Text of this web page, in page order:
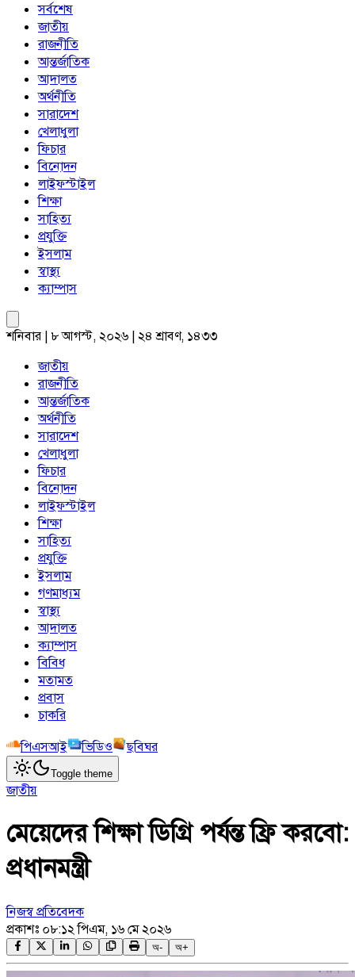
সর্বশেষ
জাতীয়
রাজনীতি
আন্তর্জাতিক
আদালত
অর্থনীতি
সারাদেশ
খেলাধুলা
ফিচার
বিনোদন
লাইফস্টাইল
শিক্ষা
সাহিত্য
প্রযুক্তি
ইসলাম
স্বাস্থ্য
ক্যাম্পাস
শনিবার | ৮ আগস্ট, ২০২৬ | ২৪ শ্রাবণ, ১৪৩৩
জাতীয়
রাজনীতি
আন্তর্জাতিক
অর্থনীতি
সারাদেশ
খেলাধুলা
ফিচার
বিনোদন
লাইফস্টাইল
শিক্ষা
সাহিত্য
প্রযুক্তি
ইসলাম
গণমাধ্যম
স্বাস্থ্য
আদালত
ক্যাম্পাস
বিবিধ
মতামত
প্রবাস
চাকরি
পিএসআই
ভিডিও ছবিঘর
Toggle theme
জাতীয়
মেয়েদের শিক্ষা ডিগ্রি পর্যন্ত ফ্রি করবো:
প্রধানমন্ত্রী
নিজস্ব প্রতিবেদক
প্রকাশঃ ০৮:১২ পিএম, ১৬ মে ২০২৬
অ- অ+